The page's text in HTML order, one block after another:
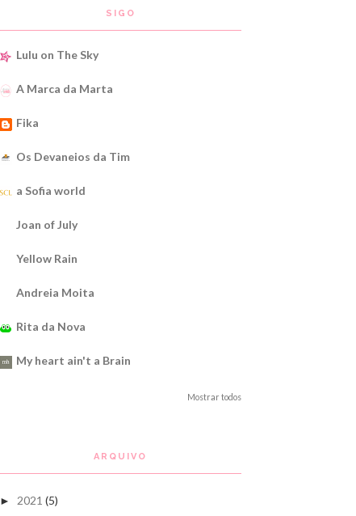
SIGO
Lulu on The Sky
A Marca da Marta
Fika
Os Devaneios da Tim
a Sofia world
Joan of July
Yellow Rain
Andreia Moita
Rita da Nova
My heart ain't a Brain
Mostrar todos
ARQUIVO
► 2021 (5)